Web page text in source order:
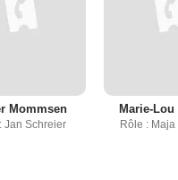
Mommsen
Jan Schreier
Marie-
Rôle :